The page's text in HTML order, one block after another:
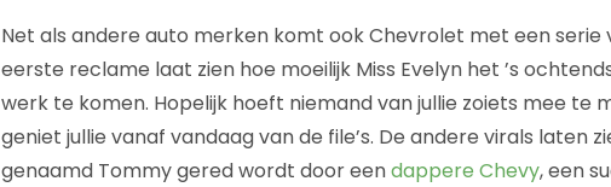
Net als andere auto merken komt ook Chevrolet met een serie
eerste reclame laat zien hoe moeilijk Miss Evelyn het ’s
werk te komen. Hopelijk hoeft niemand van jullie zoiets mee te
geniet jullie vanaf vandaag van de file’s. De andere virals laten
genaamd Tommy gered wordt door eendappere Chevy, een